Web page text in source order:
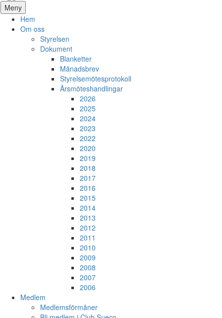
Meny Hoppa
till
innehåll
Hem
Om oss
Styrelsen
Dokument
Blanketter
Månadsbrev
Styrelsemötesprotokoll
Årsmöteshandlingar
2026
2025
2024
2023
2022
2020
2019
2018
2017
2016
2015
2014
2013
2012
2011
2010
2009
2008
2007
2006
Medlem
Medlemsförmåner